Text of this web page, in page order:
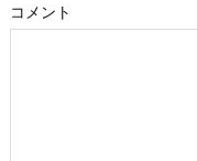
コメント